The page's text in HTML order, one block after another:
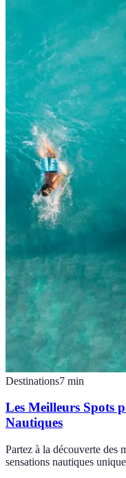
Destinations7 min
Les Meilleurs Spots
Nautiques
Partez à la découverte des
sensations nautiques